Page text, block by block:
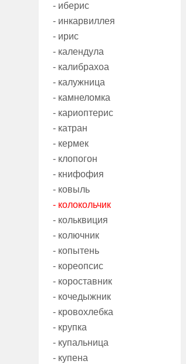
- иберис
- инкарвиллея
- ирис
- календула
- калибрахоа
- калужница
- камнеломка
- кариоптерис
- катран
- кермек
- клопогон
- книфофия
- ковыль
- колокольчик
- кольквиция
- колючник
- копытень
- кореопсис
- короставник
- кочедыжник
- кровохлебка
- крупка
- купальница
- купена